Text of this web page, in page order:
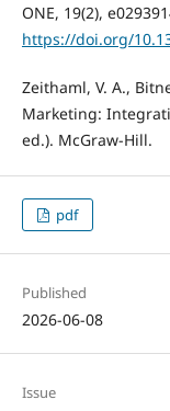
ONE, 19(2),
https://doi.org/
Zeithaml, V. A.,
Marketing:
ed.). McGraw-Hill.
pdf
Published
2026-06-08
Issue